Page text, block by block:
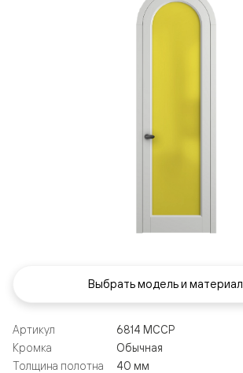
Артикул
6814 МССР
Кромка
Обычная
Толщина полотна
40 мм
Выбрать модель и материал